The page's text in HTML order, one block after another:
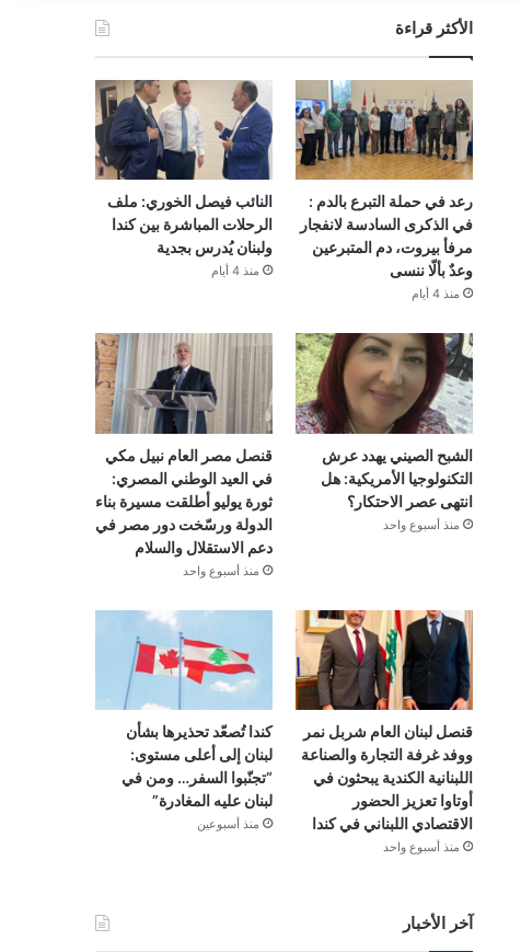
الأكثر قراءة
رعد في حملة التبرع بالدم :
في الذكرى السادسة لانفجار
مرفأ بيروت، دم المتبرعين
وعدٌ بألّا ننسى
منذ 4 أيام
النائب فيصل الخوري: ملف
الرحلات المباشرة بين كندا
ولبنان يُدرس بجدية
منذ 4 أيام
الشبح الصيني يهدد عرش
التكنولوجيا الأمريكية: هل
انتهى عصر الاحتكار؟
منذ أسبوع واحد
قنصل مصر العام نبيل مكي
في العيد الوطني المصري:
ثورة يوليو أطلقت مسيرة بناء
الدولة ورسّخت دور مصر في
دعم الاستقلال والسلام
منذ أسبوع واحد
قنصل لبنان العام شربل نمر
ووفد غرفة التجارة والصناعة
اللبنانية الكندية يبحثون في
أوتاوا تعزيز الحضور
الاقتصادي اللبناني في كندا
منذ أسبوع واحد
كندا تُصعّد تحذيرها بشأن
لبنان إلى أعلى مستوى:
“تجنّبوا السفر… ومن في
لبنان عليه المغادرة”
منذ أسبوعين
آخر الأخبار